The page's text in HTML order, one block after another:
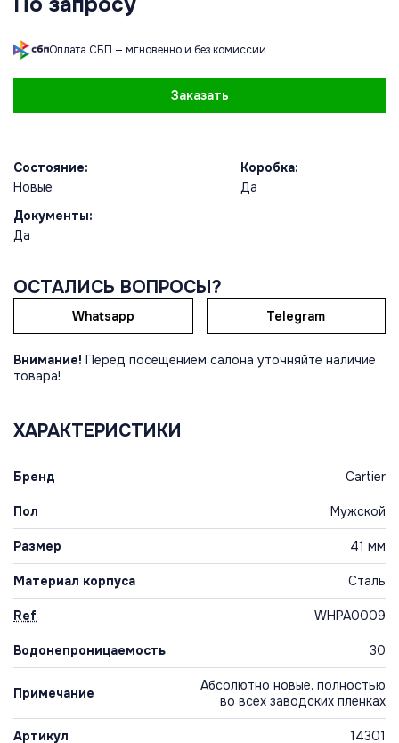
Оплата СБП — мгновенно и без комиссии
Заказать
Состояние:
Новые
Коробка:
Да
Документы:
Да
ОСТАЛИСЬ ВОПРОСЫ?
Whatsapp Telegram
Внимание! Перед посещением салона уточняйте наличие
товара!
ХАРАКТЕРИСТИКИ
Бренд Cartier
Пол Мужской
Размер 41 мм
Материал корпуса Сталь
Ref WHPA0009
Водонепроницаемость 30
Примечание
Абсолютно новые, полностью
во всех заводских пленках
Артикул 14301